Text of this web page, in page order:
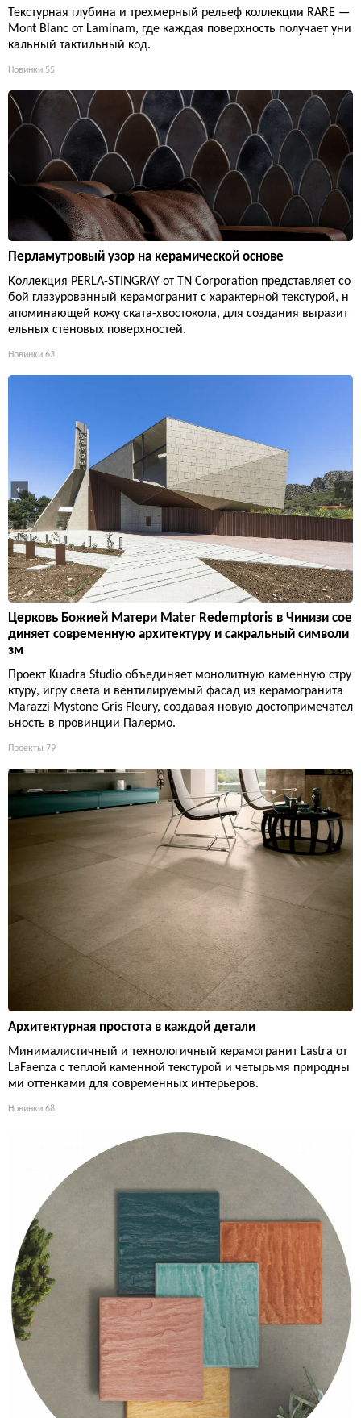
Текстурная глубина и трехмерный рельеф коллекции RARE —
Mont Blanc от Laminam, где каждая поверхность получает уни
кальный тактильный код.
Новинки 55
Перламутровый узор на керамической основе
Коллекция PERLA-STINGRAY от TN Corporation представляет со
бой глазурованный керамогранит с характерной текстурой, н
апоминающей кожу ската-хвостокола, для создания выразит
ельных стеновых поверхностей.
Новинки 63
Церковь Божией Матери Mater Redemptoris в Чинизи сое
диняет современную архитектуру и сакральный символи
зм
Проект Kuadra Studio объединяет монолитную каменную стру
ктуру, игру света и вентилируемый фасад из керамогранита
Marazzi Mystone Gris Fleury, создавая новую достопримечател
ьность в провинции Палермо.
Проекты 79
Архитектурная простота в каждой детали
Минималистичный и технологичный керамогранит Lastra от
LaFaenza с теплой каменной текстурой и четырьмя природны
ми оттенками для современных интерьеров.
Новинки 68